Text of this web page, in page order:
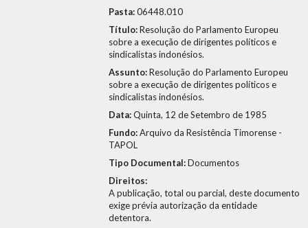
Pasta:06448.010
Título:Resolução do Parlamento Europeu
sobre a execução de dirigentes políticos e
sindicalistas indonésios.
Assunto:Resolução do Parlamento Europeu
sobre a execução de dirigentes políticos e
sindicalistas indonésios.
Data:Quinta, 12 de Setembro de 1985
Fundo:Arquivo da Resistência Timorense -
TAPOL
Tipo Documental:Documentos
Direitos:
A publicação, total ou parcial, deste documento
exige prévia autorização da entidade
detentora.